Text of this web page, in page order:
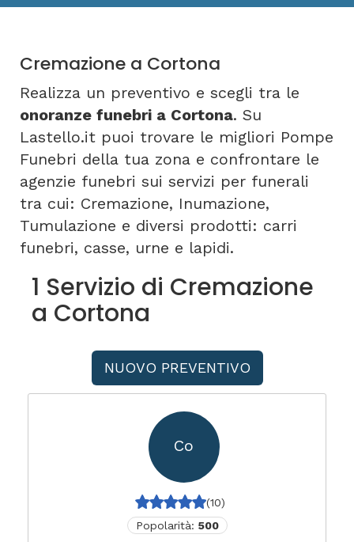
Cremazione a Cortona
Realizza un preventivo e scegli tra le
onoranze funebri a Cortona. Su
Lastello.it puoi trovare le migliori Pompe
Funebri della tua zona e confrontare le
agenzie funebri sui servizi per funerali
tra cui: Cremazione, Inumazione,
Tumulazione e diversi prodotti: carri
funebri, casse, urne e lapidi.
1 Servizio di Cremazione
a Cortona
NUOVO PREVENTIVO
Co
(10)
Popolarità: 500